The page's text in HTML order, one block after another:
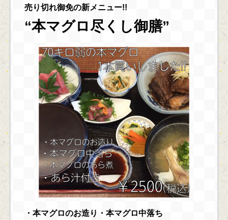
売り切れ御免の新メニュー!!
“本マグロ尽くし御膳”
・本マグロのお造り・本マグロ中落ち